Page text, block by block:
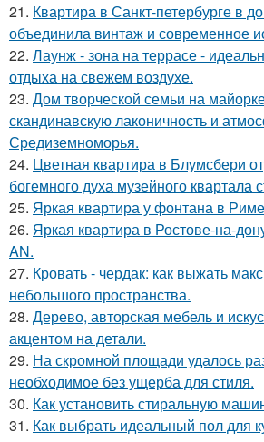
21. Квартира в Санкт-петербурге в
объединила винтаж и современное
22. Лаунж - зона на террасе -
отдыха на свежем воздухе.
23. Дом творческой семьи на
скандинавскую лаконичность и
Средиземноморья.
24. Цветная квартира в Блумсбери
богемного духа музейного квартала
25. Яркая квартира у фонтана в
26. Яркая квартира в Ростове-на-
AN.
27. Кровать - чердак: как выжать
небольшого пространства.
28. Дерево, авторская мебель и
акцентом на детали.
29. На скромной площади удалось
необходимое без ущерба для стиля.
30. Как установить стиральную
31. Как выбрать идеальный пол для